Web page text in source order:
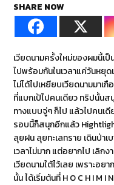
SHARE NOW
เวียดนามครั้งใหม่ของผมนี้เ
ไปพร้อมกันในเวลาแค่วันหยุ
ไม่ได้ไปเหยียบเวียดนามมาเ
ที่แบกเป้ไปคนเดียว ทริปนั้นส
ทางแบบจู่ๆ ก็ไป แล้วไปคนเ
รอบนี้ก็สนุกอีกแล้ว
ลุยฝน ลุยทะเลทราย เดินป่า
เวลาไม่มาก แต่อยากไป เลิก
เวียดนามใต้ไว้เลย เพราะอย
นั้น ได้เริ่มต้นที่ H O C H I M I N